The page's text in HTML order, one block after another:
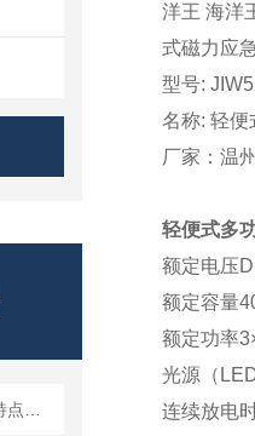
洋王 海洋
式磁力应
型号:
名称: 轻便
厂家：温
轻便式多
额定电压
额定容量
额定功率
光源（
连续放电